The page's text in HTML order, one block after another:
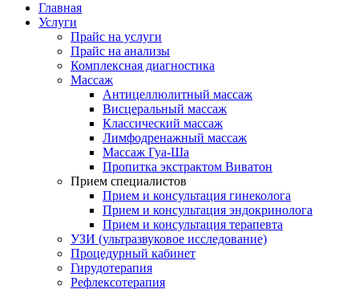
жизнь"Главная
Услуги
Прайс на услуги
Прайс на анализы
Комплексная диагностика
Массаж
Антицеллюлитный массаж
Висцеральный массаж
Классический массаж
Лимфодренажный массаж
Массаж Гуа-Ша
Пропитка экстрактом Виватон
Прием специалистов
Прием и консультация гинеколога
Прием и консультация эндокринолога
Прием и консультация терапевта
УЗИ (ультразвуковое исследование)
Процедурный кабинет
Гирудотерапия
Рефлексотерапия